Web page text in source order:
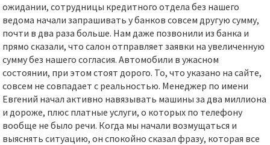
ожидании, сотрудницы кредитного отдела без нашего
ведома начали запрашивать у банков совсем другую сумму,
почти в два раза больше. Нам даже позвонили из банка и
прямо сказали, что салон отправляет заявки на увеличенную
сумму без нашего согласия. Автомобили в ужасном
состоянии, при этом стоят дорого. То, что указано на сайте,
совсем не совпадает с реальностью. Менеджер по имени
Евгений начал активно навязывать машины за два миллиона
и дороже, плюс платные услуги, о которых по телефону
вообще не было речи. Когда мы начали возмущаться и
выяснять ситуацию, он спокойно сказал фразу, которая все